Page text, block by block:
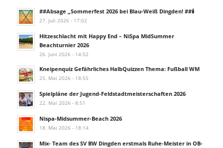
##Absage „Sommerfest 2026 bei Blau-Weiß Dingden! ##🕯️
27. Juli 2026 - 17:02
Hitzeschlacht mit Happy End – NiSpa MidSummer
Beachturnier 2026
26. Juni 2026 - 14:52
Kneipenquiz Gefährliches HalbQuizzen Thema: Fußball WM
25. Mai 2026 - 18:55
Spielpläne der Jugend-Feldstadtmeisterschaften 2026
22. Mai 2026 - 8:51
Nispa-Midsummer-Beach 2026
18. Mai 2026 - 18:14
Mix- Team des SV BW Dingden erstmals Ruhe-Meister in OB-